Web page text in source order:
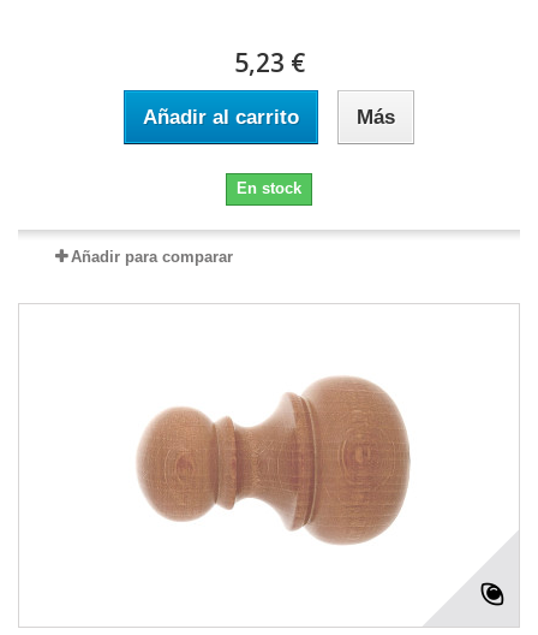
5,23 €
Añadir al carrito Más
En stock
Añadir para comparar